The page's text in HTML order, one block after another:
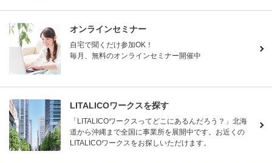
オンラインセミナー
自宅で聞くだけ参加OK！
毎月、無料のオンラインセミナー開催中
LITALICOワークスを探す
「LITALICOワークスってどこにあるんだろう？」北海
道から沖縄まで全国に事業所を展開中です。お近くの
LITALICOワークスをお探しいただけます。